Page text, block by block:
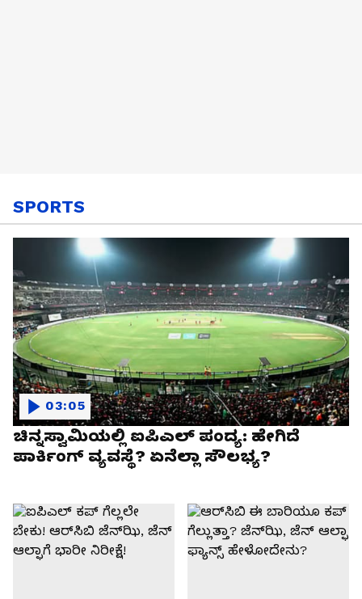
SPORTS
ಚಿನ್ನಸ್ವಾಮಿಯಲ್ಲಿ ಐಪಿಎಲ್‌ ಪಂದ್ಯ: ಹೇಗಿದೆ
ಪಾರ್ಕಿಂಗ್ ವ್ಯವಸ್ಥೆ? ಏನೆಲ್ಲಾ ಸೌಲಭ್ಯ?
03:05